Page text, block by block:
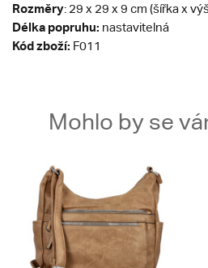
Rozměry: 29 x 29 x 9 cm (šířka x
Délka popruhu: nastavitelná
Kód zboží: F011
Mohlo by se